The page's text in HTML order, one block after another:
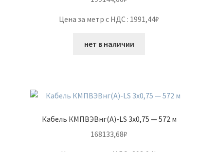
Цена за метр с НДС : 1991,44₽
нет в наличии
Кабель КМПВЭВнг(А)-LS 3х0,75 — 572 м
168133,68₽